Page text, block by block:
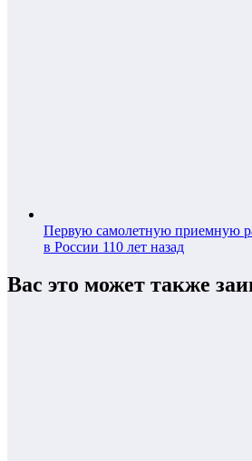
Первую самолетную приемную
в России 110 лет назад
Вас это может также